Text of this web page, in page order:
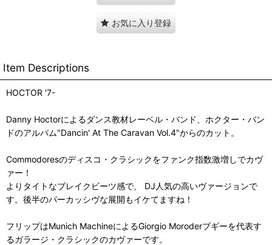
お気に入り登録
Item Descriptions
HOCTOR '7-
Danny Hoctorによるダンス教材レーベル・バンド、ホクター・バン
ドのアルバム"Dancin' At The Caravan Vol.4"からのカット。
Commodoresのディスコ・クラシックをファンク指数激増しでカヴ
ァー！
よりタイトなブレイクビーツ感で、 DJ人気の高いヴァージョンで
す。後半のパーカッシヴな展開もイケてますね！
フリップはMunich MachineによるGiorgio Moroderブギーを代表す
るガラージ・クラシックのカヴァーです。